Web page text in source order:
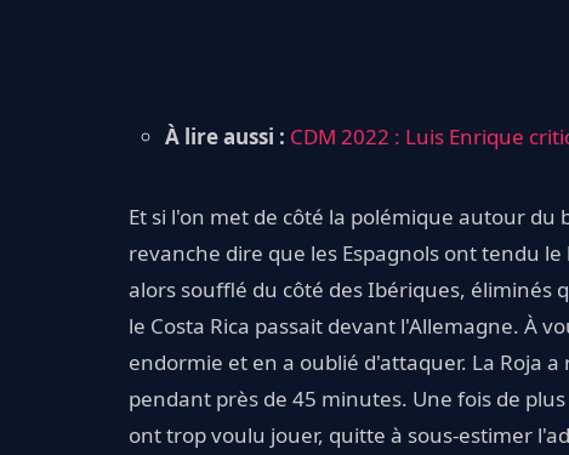
À lire aussi : CDM 2022 : Luis Enrique
Et si l'on met de côté la polémique autour
revanche dire que les Espagnols ont tendu
alors soufflé du côté des Ibériques, éliminés
le Costa Rica passait devant l'Allemagne. À
endormie et en a oublié d'attaquer. La Roja
pendant près de 45 minutes. Une fois de
ont trop voulu jouer, quitte à sous-estimer